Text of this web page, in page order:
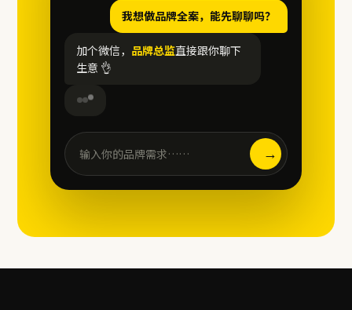
我想做品牌全案，能先聊聊吗？
加个微信， 品牌总监直接跟你聊下
生意 👌
输入你的品牌需求…… →